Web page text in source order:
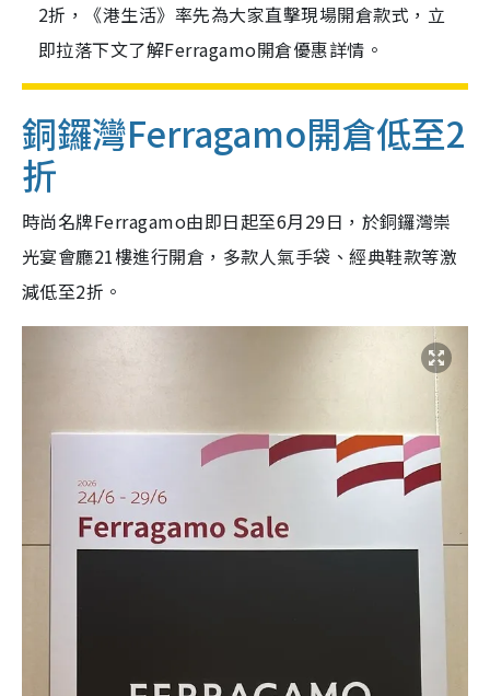
2折，《港生活》率先為大家直擊現場開倉款式，立
即拉落下文了解Ferragamo開倉優惠詳情。
銅鑼灣Ferragamo開倉低至2
折
時尚名牌Ferragamo由即日起至6月29日，於銅鑼灣崇
光宴會廳21樓進行開倉，多款人氣手袋、經典鞋款等激
減低至2折。